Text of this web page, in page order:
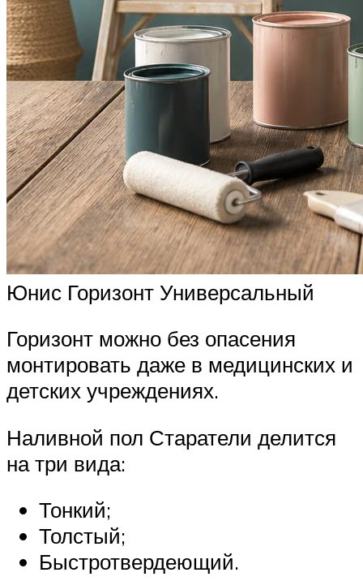
Юнис Горизонт Универсальный
Горизонт можно без опасения
монтировать даже в медицинских и
детских учреждениях.
Наливной пол Старатели делится
на три вида:
Тонкий;
Толстый;
Быстротвердеющий.